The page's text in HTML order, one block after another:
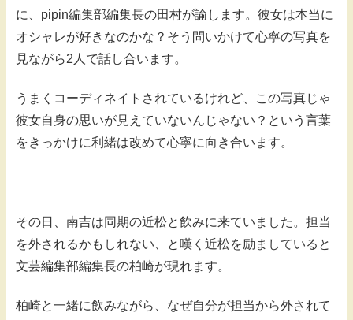
に、pipin編集部編集長の田村が諭します。彼女は本当に
オシャレが好きなのかな？そう問いかけて心寧の写真を
見ながら2人で話し合います。
うまくコーディネイトされているけれど、この写真じゃ
彼女自身の思いが見えていないんじゃない？という言葉
をきっかけに利緒は改めて心寧に向き合います。
その日、南吉は同期の近松と飲みに来ていました。担当
を外されるかもしれない、と嘆く近松を励ましていると
文芸編集部編集長の柏崎が現れます。
柏崎と一緒に飲みながら、なぜ自分が担当から外されて